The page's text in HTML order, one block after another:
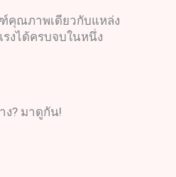
คุณภาพเดียวกับแหล่ง
งได้ครบจบในหนึ่ง
ง? มาดูกัน!